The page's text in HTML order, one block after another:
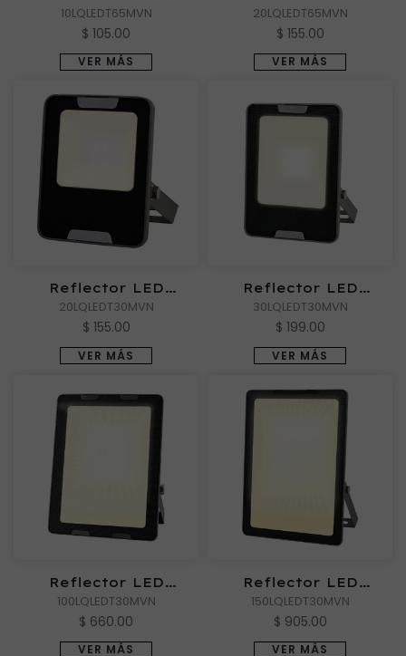
Exterior ZIBAL I de
Luz de Día
10LQLEDT65MVN
$ 105.00
VER MÁS
Exterior ZIBAL II de
Luz de Día
20LQLEDT65MVN
$ 155.00
VER MÁS
Reflector LED
Exterior ZIBAL II de
Luz Cálida
20LQLEDT30MVN
$ 155.00
VER MÁS
Reflector LED
Exterior ZIBAL III de
Luz Cálida
30LQLEDT30MVN
$ 199.00
VER MÁS
Reflector LED
Exterior ZIBAL V de
Luz Cálida
100LQLEDT30MVN
$ 660.00
VER MÁS
Reflector LED
Exterior ZIBAL VI de
Luz Cálida
150LQLEDT30MVN
$ 905.00
VER MÁS